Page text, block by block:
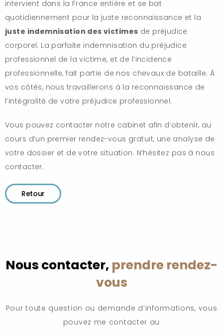
intervient dans la France entière et se bat
quotidiennement pour la juste reconnaissance et la
juste indemnisation des victimes de préjudice
corporel. La parfaite indemnisation du préjudice
professionnel de la victime, et de l’incidence
professionnelle, fait partie de nos chevaux de bataille. À
vos côtés, nous travaillerons à la reconnaissance de
l’intégralité de votre préjudice professionnel.
Vous pouvez contacter notre cabinet afin d’obtenir, au
cours d’un premier rendez-vous gratuit, une analyse de
votre dossier et de votre situation. N’hésitez pas à nous
contacter.
Retour
Nous contacter, prendre rendez-
vous
Pour toute question ou demande d’informations, vous
pouvez me contacter au